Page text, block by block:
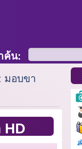
ค้น:
มอบขา
HD